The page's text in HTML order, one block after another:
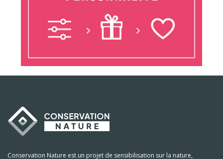
Conservation Nature est un projet de sensibilisation sur la nature,